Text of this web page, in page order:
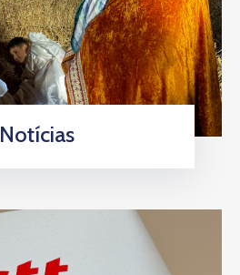
Notícias